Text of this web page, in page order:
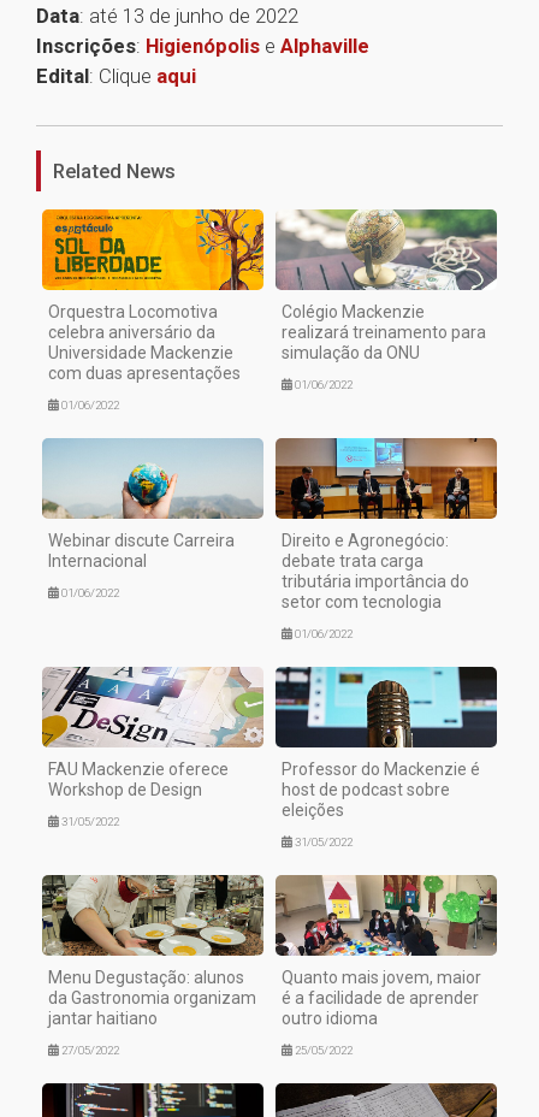
Data: até 13 de junho de 2022
Inscrições: Higienópolis e Alphaville
Edital: Clique aqui
Related News
Orquestra Locomotiva
celebra aniversário da
Universidade Mackenzie
com duas apresentações
01/06/2022
Colégio Mackenzie
realizará treinamento para
simulação da ONU
01/06/2022
Webinar discute Carreira
Internacional
01/06/2022
Direito e Agronegócio:
debate trata carga
tributária importância do
setor com tecnologia
01/06/2022
FAU Mackenzie oferece
Workshop de Design
31/05/2022
Professor do Mackenzie é
host de podcast sobre
eleições
31/05/2022
Menu Degustação: alunos
da Gastronomia organizam
jantar haitiano
27/05/2022
Quanto mais jovem, maior
é a facilidade de aprender
outro idioma
25/05/2022